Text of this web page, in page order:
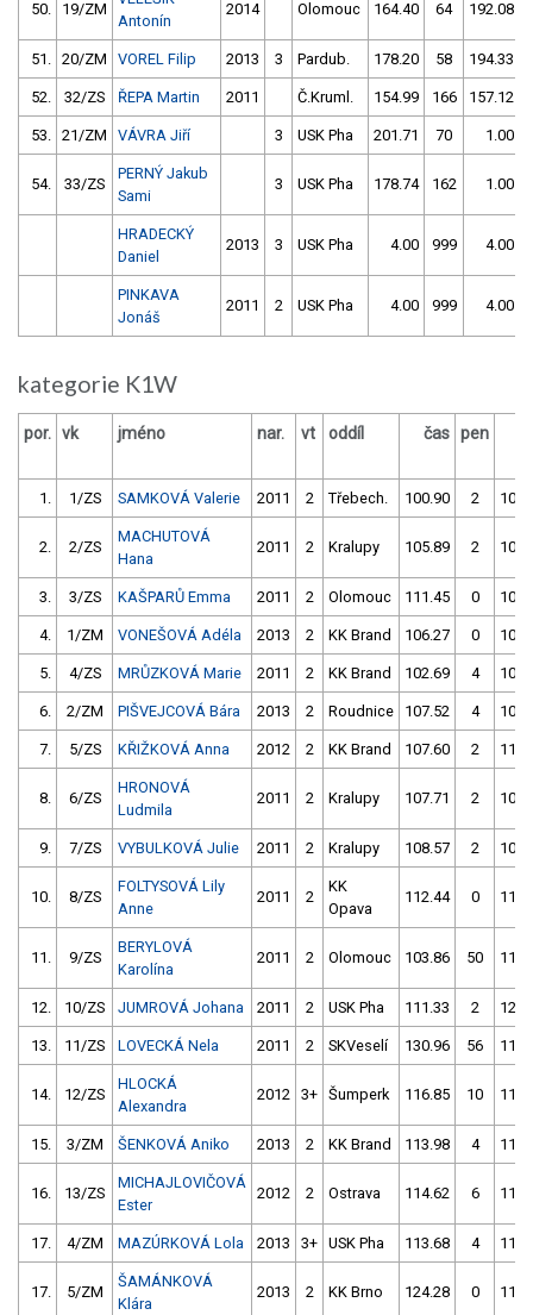
50. 19/ZM
Antonín
2014 Olomouc 164.40 64 192.08
51. 20/ZM VOREL Filip 2013 3 Pardub. 178.20 58 194.33
52. 32/ZS ŘEPA Martin 2011 Č.Kruml. 154.99 166 157.12
53. 21/ZM VÁVRA Jiří 3 USK Pha 201.71 70 1.00
54. 33/ZS
PERNÝ Jakub
Sami
3 USK Pha 178.74 162 1.00
HRADECKÝ
Daniel
2013 3 USK Pha 4.00 999 4.00
PINKAVA
Jonáš
2011 2 USK Pha 4.00 999 4.00
kategorie K1W
por. vk jméno nar. vt oddíl čas pen
1. 1/ZS SAMKOVÁ Valerie 2011 2 Třebech. 100.90 2
2. 2/ZS
MACHUTOVÁ
Hana
2011 2 Kralupy 105.89 2
3. 3/ZS KAŠPARŮ Emma 2011 2 Olomouc 111.45 0
4. 1/ZM VONEŠOVÁ Adéla 2013 2 KK Brand 106.27 0
5. 4/ZS MRŮZKOVÁ Marie 2011 2 KK Brand 102.69 4
6. 2/ZM PIŠVEJCOVÁ Bára 2013 2 Roudnice 107.52 4
7. 5/ZS KŘIŽKOVÁ Anna 2012 2 KK Brand 107.60 2
8. 6/ZS
HRONOVÁ
Ludmila
2011 2 Kralupy 107.71 2
9. 7/ZS VYBULKOVÁ Julie 2011 2 Kralupy 108.57 2
10. 8/ZS
FOLTYSOVÁ Lily
Anne
2011 2
KK
Opava
112.44 0
11. 9/ZS
BERYLOVÁ
Karolína
2011 2 Olomouc 103.86 50
12. 10/ZS JUMROVÁ Johana 2011 2 USK Pha 111.33 2
13. 11/ZS LOVECKÁ Nela 2011 2 SKVeselí 130.96 56
14. 12/ZS
HLOCKÁ
Alexandra
2012 3+ Šumperk 116.85 10
15. 3/ZM ŠENKOVÁ Aniko 2013 2 KK Brand 113.98 4
16. 13/ZS
MICHAJLOVIČOVÁ
Ester
2012 2 Ostrava 114.62 6
17. 4/ZM MAZÚRKOVÁ Lola 2013 3+ USK Pha 113.68 4
17. 5/ZM
ŠAMÁNKOVÁ
Klára
2013 2 KK Brno 124.28 0